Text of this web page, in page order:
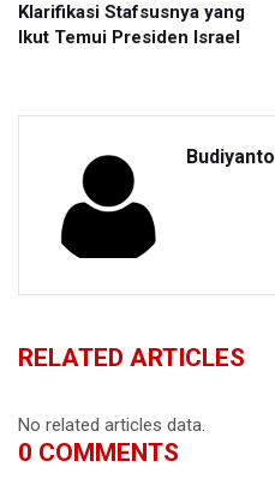
Klarifikasi Stafsusnya yang
Ikut Temui Presiden Israel
Budiyanto
RELATED ARTICLES
No related articles data.
0 COMMENTS